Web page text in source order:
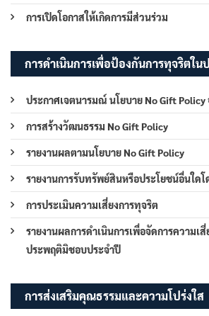
การเปิดโอกาสให้เกิดการมีส่วนร่วม
การดำเนินการเพื่อป้องกันการทุจริตใน
ประกาศเจตนารมณ์ นโยบาย No Gift
การสร้างวัฒนธรรม No Gift Policy
รายงานผลตามนโยบาย No Gift Policy
รายงานการรับทรัพย์สินหรือประโยชน์อื่นใดโ
การประเมินความเสี่ยงการทุจริต
รายงานผลการดำเนินการเพื่อจัดการความเ
ประพฤติมิชอบประจำปี
การส่งเสริมคุณธรรมและความโปร่งใส